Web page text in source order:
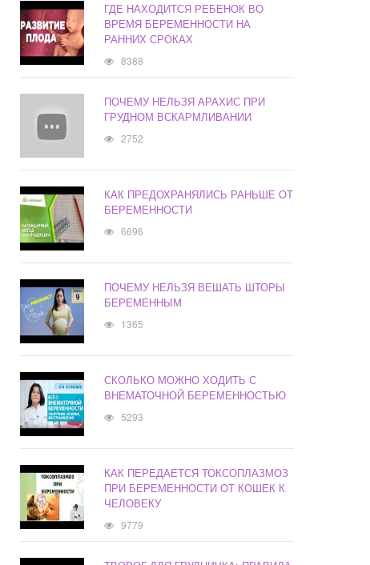
ГДЕ НАХОДИТСЯ РЕБЕНОК ВО
ВРЕМЯ БЕРЕМЕННОСТИ НА
РАННИХ СРОКАХ
8388
ПОЧЕМУ НЕЛЬЗЯ АРАХИС ПРИ
ГРУДНОМ ВСКАРМЛИВАНИИ
2752
КАК ПРЕДОХРАНЯЛИСЬ РАНЬШЕ ОТ
БЕРЕМЕННОСТИ
6696
ПОЧЕМУ НЕЛЬЗЯ ВЕШАТЬ ШТОРЫ
БЕРЕМЕННЫМ
1365
СКОЛЬКО МОЖНО ХОДИТЬ С
ВНЕМАТОЧНОЙ БЕРЕМЕННОСТЬЮ
5293
КАК ПЕРЕДАЕТСЯ ТОКСОПЛАЗМОЗ
ПРИ БЕРЕМЕННОСТИ ОТ КОШЕК К
ЧЕЛОВЕКУ
9779